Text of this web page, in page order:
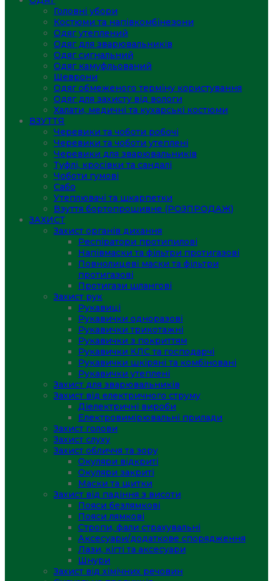
Головні убори
Костюми та напівкомбінезони
Одяг утеплений
Одяг для зварювальників
Одяг сигнальний
Одяг камуфльований
Шеврони
Одяг обмеженого терміну користування
Одяг для захисту від вологи
Халати, медичні та кухарські костюми
ВЗУТТЯ
Черевики та чоботи робочі
Черевики та чоботи утеплені
Черевики для зварювальників
Туфлі, кросівки та сандалі
Чоботи гумові
Сабо
Утеплювачі та шкарпетки
Взуття бортопрошивне (РОЗПРОДАЖ)
ЗАХИСТ
Захист органів дихання
Респіратори протипилові
Напівмаски та фільтри протигазові
Повнолицеві маски та фільтри
протигазові
Протигази шлангові
Захист рук
Рукавиці
Рукавички одноразові
Рукавички трикотажні
Рукавички з покриттям
Рукавички КЛС та господарчі
Рукавички шкіряні та комбіновані
Рукавички утеплені
Захист для зварювальників
Захист від електричного струму
Діелектричні вироби
Електровимірювальні прилади
Захист голови
Захист слуху
Захист обличчя та зору
Окуляри відкриті
Окуляри закриті
Маски та щитки
Захист від падіння з висоти
Пояси безлямкові
Пояси лямкові
Стропи, фали страхувальні
Аксесуари/додаткове спорядження
Лази, кігті та аксесуари
Шнури
Захист від хімічних речовин